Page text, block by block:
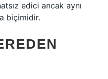
edici ancak aynı
biçimidir.